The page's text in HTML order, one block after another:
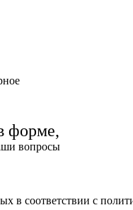
форме,
вопросы
в соответствии с